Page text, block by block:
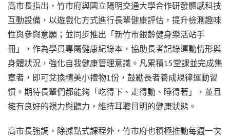
高市長指出，竹市府與國立陽明交通大學合作研發體感科技
互動設備，以遊戲化方式進行長輩健康評估，提升檢測趣味
性與參與意願；並同步推出「新竹市銀齡健身樂活站手
冊」，作為學員專屬健康紀錄本，協助長者記錄運動情形與
身體狀況，強化自我健康管理意識。凡累積15堂課並完成集
章者，即可兌換精美小禮物1份，鼓勵長者養成規律運動習
慣。期待長輩們都能夠「吃得下、走得動、睡得著」，並且
擁有良好的視力與聽力，維持耳聰目明的健康狀態。
高市長強調，除據點式課程外，竹市府也積極推動每週一次